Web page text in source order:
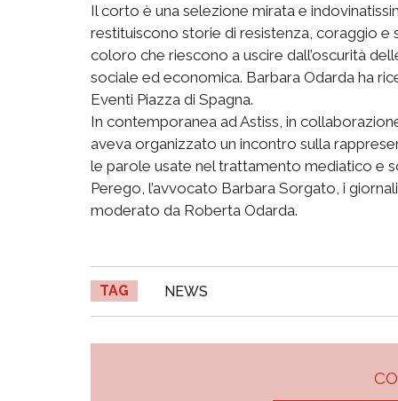
Il corto è una selezione mirata e
restituiscono storie di resistenza, coraggio e
coloro che riescono a uscire dall’oscurità
sociale ed economica. Barbara Odarda ha
Eventi Piazza di Spagna.
In contemporanea ad Astiss, in
aveva organizzato un incontro sulla
le parole usate nel trattamento mediatico e
Perego, l’avvocato Barbara Sorgato, i
moderato da Roberta Odarda.
TAG NEWS